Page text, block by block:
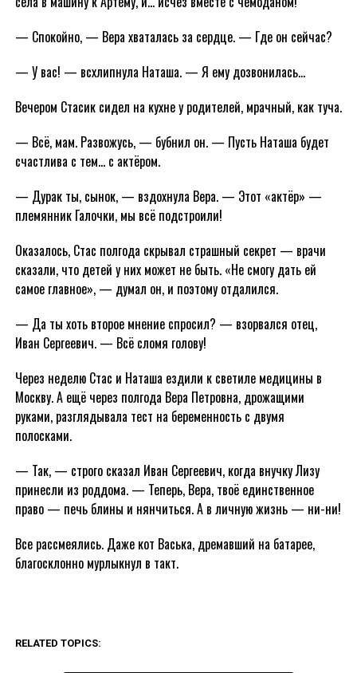
— Спокойно, — Вера хваталась за сердце. — Где он сейчас?
— У вас! — всхлипнула Наташа. — Я ему дозвонилась…
Вечером Стасик сидел на кухне у родителей, мрачный, как туча.
— Всё, мам. Развожусь, — бубнил он. — Пусть Наташа будет
счастлива с тем… с актёром.
— Дурак ты, сынок, — вздохнула Вера. — Этот «актёр» —
племянник Галочки, мы всё подстроили!
Оказалось, Стас полгода скрывал страшный секрет — врачи
сказали, что детей у них может не быть. «Не смогу дать ей
самое главное», — думал он, и поэтому отдалился.
— Да ты хоть второе мнение спросил? — взорвался отец,
Иван Сергеевич. — Всё сломя голову!
Через неделю Стас и Наташа ездили к светиле медицины в
Москву. А ещё через полгода Вера Петровна, дрожащими
руками, разглядывала тест на беременность с двумя
полосками.
— Так, — строго сказал Иван Сергеевич, когда внучку Лизу
принесли из роддома. — Теперь, Вера, твоё единственное
право — печь блины и нянчиться. А в личную жизнь — ни-ни!
Все рассмеялись. Даже кот Васька, дремавший на батарее,
благосклонно мурлыкнул в такт.
RELATED TOPICS: